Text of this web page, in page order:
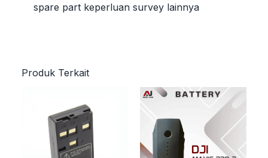
spare part keperluan survey lainnya
Produk Terkait